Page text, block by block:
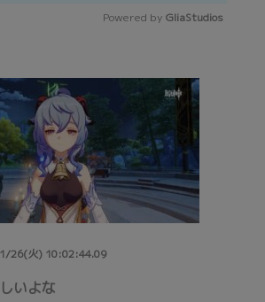
Powered by GliaStudios
26(火) 10:02:44.09
いよな